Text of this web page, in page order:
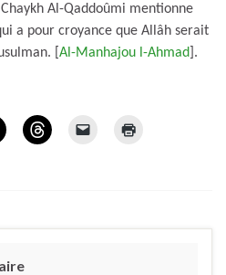
Al-Qaddoûmi mentionne
a pour croyance que Allâh serait
[ Al-Manhajou l-Ahmad ].